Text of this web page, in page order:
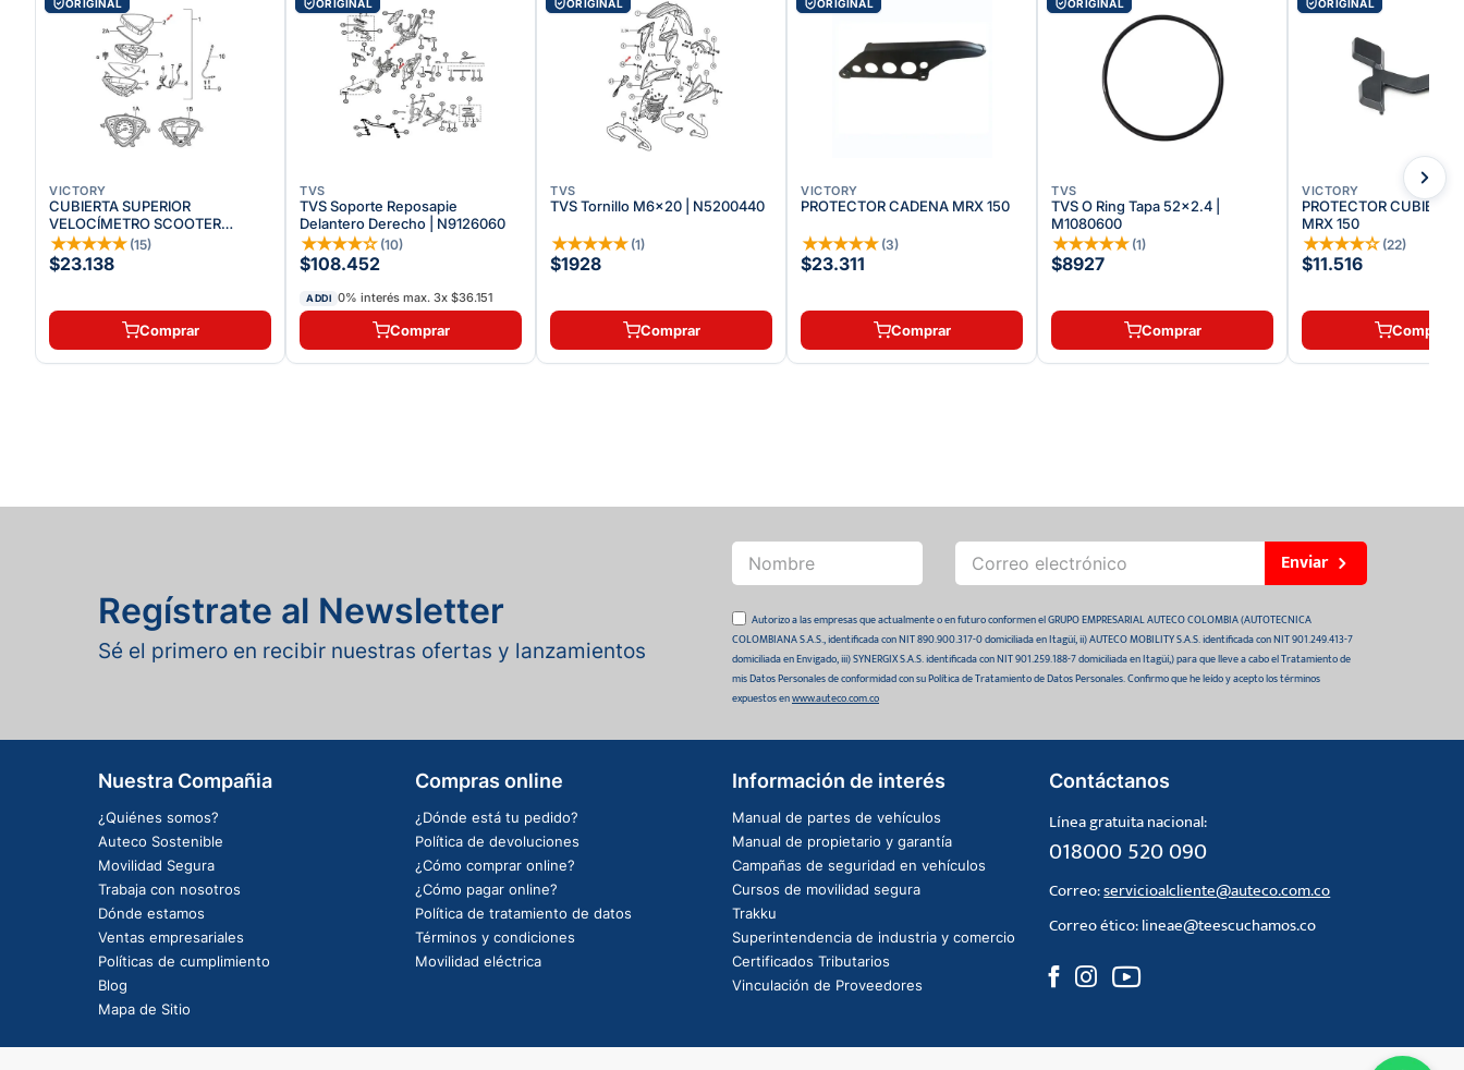
ORIGINAL
VICTORY
CUBIERTA SUPERIOR
VELOCÍMETRO SCOOTER
VICTORY LIFE
★★★★★ (15)
$23.138
Comprar
ORIGINAL
TVS
TVS Soporte Reposapie
Delantero Derecho | N9126060
★★★★☆ (10)
$108.452
ADDI 0% interés max. 3x $36.151
Comprar
ORIGINAL
TVS
TVS Tornillo M6x20 | N5200440
★★★★★ (1)
$1928
Comprar
ORIGINAL
VICTORY
PROTECTOR CADENA MRX 150
★★★★★ (3)
$23.311
Comprar
ORIGINAL
TVS
TVS O Ring Tapa 52x2.4 |
M1080600
★★★★★ (1)
$8927
Comprar
ORIGINAL
VICTORY
PROTECTOR CUBIERTA
MRX 150
★★★★☆ (22)
$11.516
Comprar
Regístrate al Newsletter
Sé el primero en recibir nuestras ofertas y lanzamientos
Enviar
Autorizo a las empresas que actualmente o en futuro conformen el GRUPO EMPRESARIAL AUTECO COLOMBIA (AUTOTECNICA
COLOMBIANA S.A.S., identificada con NIT 890.900.317-0 domiciliada en Itagüí, ii) AUTECO MOBILITY S.A.S. identificada con NIT 901.249.413-7
domiciliada en Envigado, iii) SYNERGIX S.A.S. identificada con NIT 901.259.188-7 domiciliada en Itagüí,) para que lleve a cabo el Tratamiento de
mis Datos Personales de conformidad con su Política de Tratamiento de Datos Personales. Confirmo que he leído y acepto los términos
expuestos enwww.auteco.com.co
Nuestra Compañia
¿Quiénes somos?
Auteco Sostenible
Movilidad Segura
Trabaja con nosotros
Dónde estamos
Ventas empresariales
Políticas de cumplimiento
Blog
Mapa de Sitio
Compras online
¿Dónde está tu pedido?
Política de devoluciones
¿Cómo comprar online?
¿Cómo pagar online?
Política de tratamiento de datos
Términos y condiciones
Movilidad eléctrica
Información de interés
Manual de partes de vehículos
Manual de propietario y garantía
Campañas de seguridad en vehículos
Cursos de movilidad segura
Trakku
Superintendencia de industria y comercio
Certificados Tributarios
Vinculación de Proveedores
Contáctanos
Línea gratuita nacional:
018000 520 090
Correo:servicioalcliente@auteco.com.co
Correo ético:lineae@teescuchamos.co